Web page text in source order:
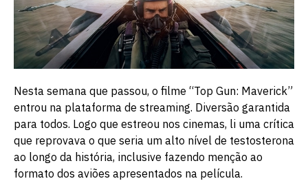
Nesta semana que passou, o filme “Top Gun: Maverick”
entrou na plataforma de streaming. Diversão garantida
para todos. Logo que estreou nos cinemas, li uma crítica
que reprovava o que seria um alto nível de testosterona
ao longo da história, inclusive fazendo menção ao
formato dos aviões apresentados na película.